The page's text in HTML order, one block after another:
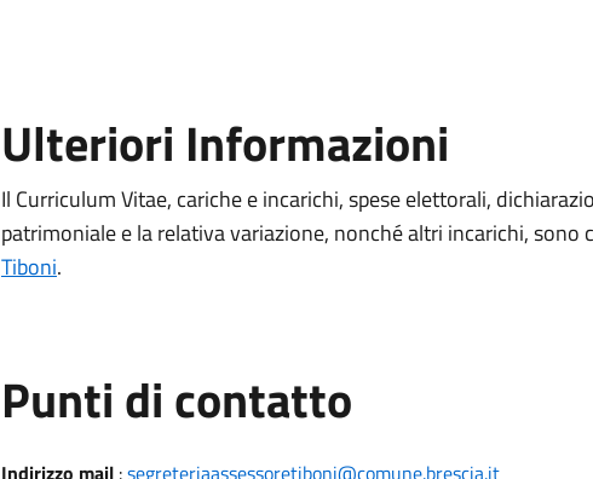
Ulteriori Informazioni
Il Curriculum Vitae, cariche e incarichi, spese elettorali,
patrimoniale e la relativa variazione, nonché altri incarichi, sono
Tiboni.
Punti di contatto
Indirizzo mail:segreteriaassessoretiboni@comune.brescia.it